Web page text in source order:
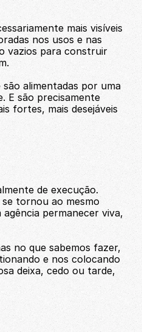
mais visíveis
nos usos e nas
vazios para construir
alimentadas por uma
E são precisamente
fortes, mais desejáveis
de execução.
se tornou ao mesmo
permanecer viva,
no que sabemos fazer,
e nos colocando
deixa, cedo ou tarde,